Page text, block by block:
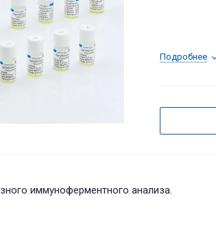
Подробнее
иммуноферментного анализа.